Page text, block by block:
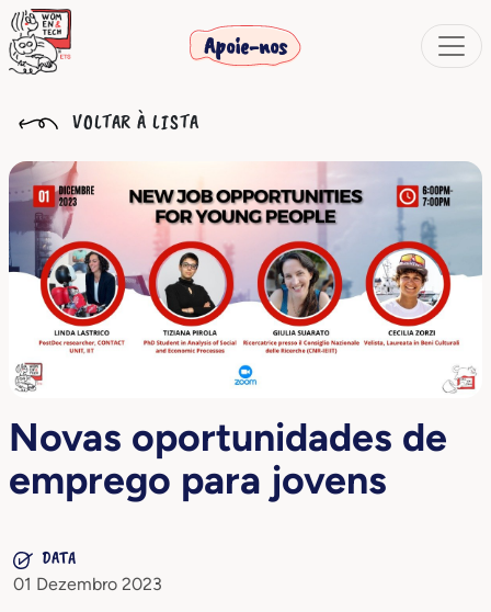
Apoie-nos
VOLTAR À LISTA
Novas oportunidades de
emprego para jovens
DATA
01 Dezembro 2023